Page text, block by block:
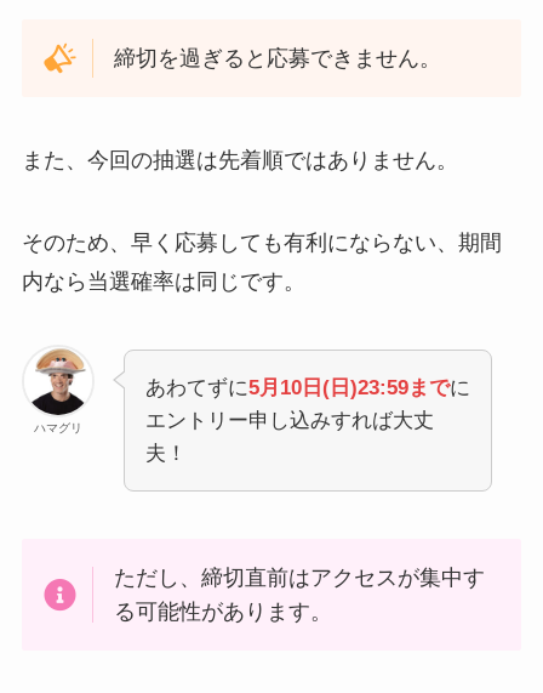
締切を過ぎると応募できません。
また、今回の抽選は先着順ではありません。
そのため、早く応募しても有利にならない、期間
内なら当選確率は同じです。
ハマグリ
あわてずに5月10日(日)23:59までに
エントリー申し込みすれば大丈
夫！
ただし、締切直前はアクセスが集中す
る可能性があります。